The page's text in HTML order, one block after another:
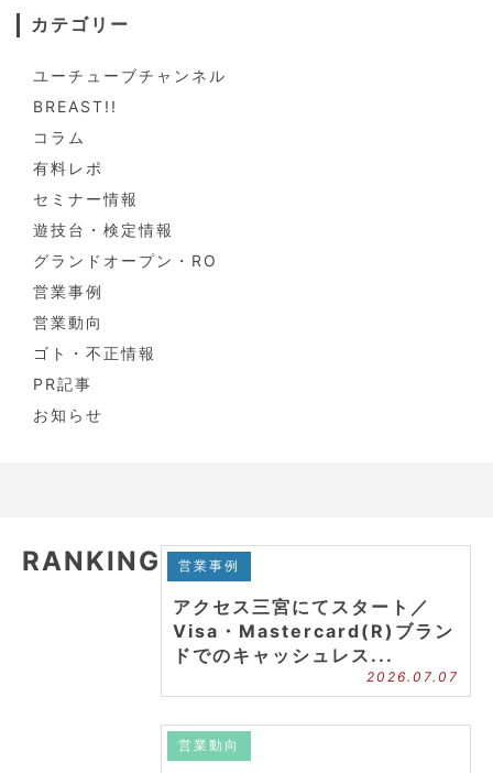
カテゴリー
ユーチューブチャンネル
BREAST!!
コラム
有料レポ
セミナー情報
遊技台・検定情報
グランドオープン・RO
営業事例
営業動向
ゴト・不正情報
PR記事
お知らせ
RANKING 営業事例
アクセス三宮にてスタート／
Visa・Mastercard(R)ブラン
ドでのキャッシュレス...
2026.07.07
営業動向